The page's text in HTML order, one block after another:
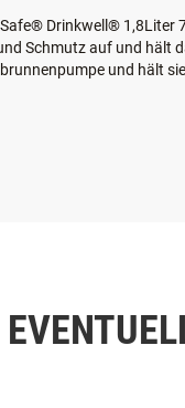
Drinkwell®
Schmutz auf und hält
und hält